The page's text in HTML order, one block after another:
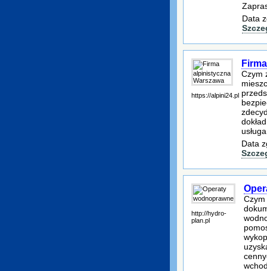
Data
https://alpini24.pl
Czym
Data
http://hydro-
plan.pl
Czym